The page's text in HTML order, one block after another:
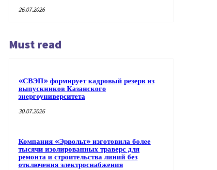
26.07.2026
Must read
«СВЭП» формирует кадровый резерв из
выпускников Казанского
энергоуниверситета
30.07.2026
Компания «Эрвольт» изготовила более
тысячи изолированных траверс для
ремонта и строительства линий без
отключения электроснабжения